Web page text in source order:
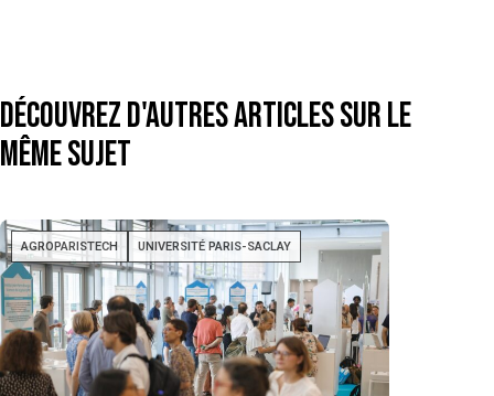
Découvrez d'autres articles sur le
même sujet
AGROPARISTECH UNIVERSITÉ PARIS-SACLAY